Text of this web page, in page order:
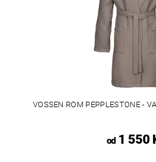
VOSSEN ROM PEPPLESTONE -
od1 550